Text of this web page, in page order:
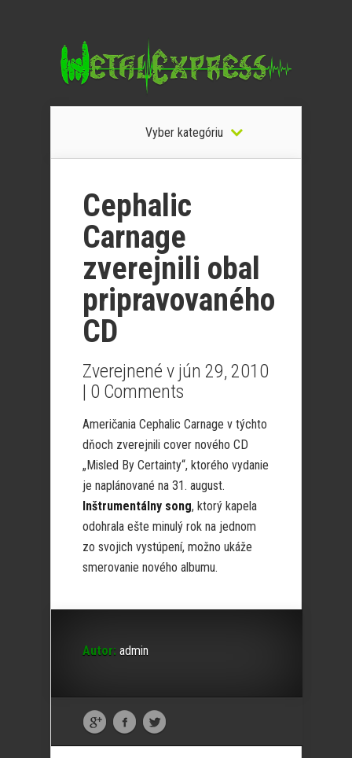
Vyber kategóriu
Cephalic
Carnage
zverejnili obal
pripravovaného
CD
Zverejnené v jún 29, 2010
| 0 Comments
Američania Cephalic Carnage v týchto
dňoch zverejnili cover nového CD
„Misled By Certainty“, ktorého vydanie
je naplánované na 31. august.
Inštrumentálny song, ktorý kapela
odohrala ešte minulý rok na jednom
zo svojich vystúpení, možno ukáže
smerovanie nového albumu.
Autor: admin